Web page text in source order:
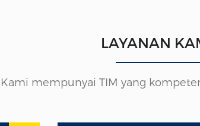
LAYANAN
Kami mempunyai TIM yang